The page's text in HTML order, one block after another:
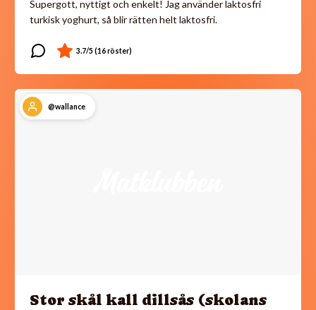
Supergott, nyttigt och enkelt! Jag använder laktosfri
turkisk yoghurt, så blir rätten helt laktosfri.
@wallance
Stor skål kall dillsås (skolans